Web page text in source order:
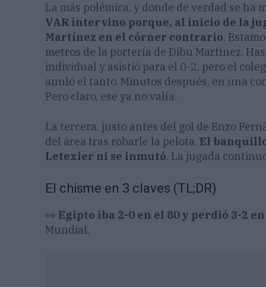
La más polémica, y donde de verdad se ha
VAR intervino porque, al inicio de la
Martínez en el córner contrario.
metros de la portería de Dibu Martínez.
individual y asistió para el 0-2, pero el
anuló el tanto. Minutos después, en una
Pero claro, ese ya no valía.
La tercera, justo antes del gol de Enzo
del área tras robarle la pelota. El
Letexier ni se inmutó. La jugada
El chisme en 3 claves (TL;DR)
👀 Egipto iba 2-0 en el 80 y perdió 3-2
Mundial.